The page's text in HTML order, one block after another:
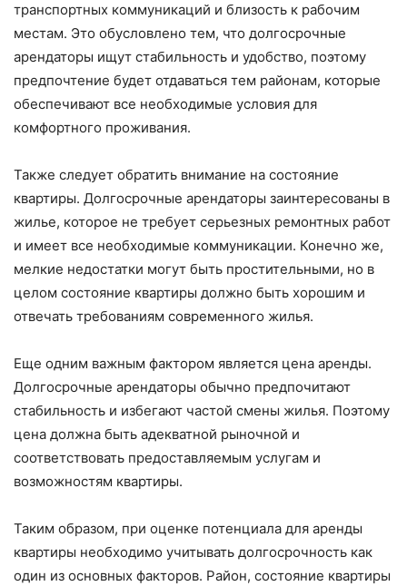
транспортных коммуникаций и близость к рабочим
местам. Это обусловлено тем, что долгосрочные
арендаторы ищут стабильность и удобство, поэтому
предпочтение будет отдаваться тем районам, которые
обеспечивают все необходимые условия для
комфортного проживания.
Также следует обратить внимание на состояние
квартиры. Долгосрочные арендаторы заинтересованы в
жилье, которое не требует серьезных ремонтных работ
и имеет все необходимые коммуникации. Конечно же,
мелкие недостатки могут быть простительными, но в
целом состояние квартиры должно быть хорошим и
отвечать требованиям современного жилья.
Еще одним важным фактором является цена аренды.
Долгосрочные арендаторы обычно предпочитают
стабильность и избегают частой смены жилья. Поэтому
цена должна быть адекватной рыночной и
соответствовать предоставляемым услугам и
возможностям квартиры.
Таким образом, при оценке потенциала для аренды
квартиры необходимо учитывать долгосрочность как
один из основных факторов. Район, состояние квартиры